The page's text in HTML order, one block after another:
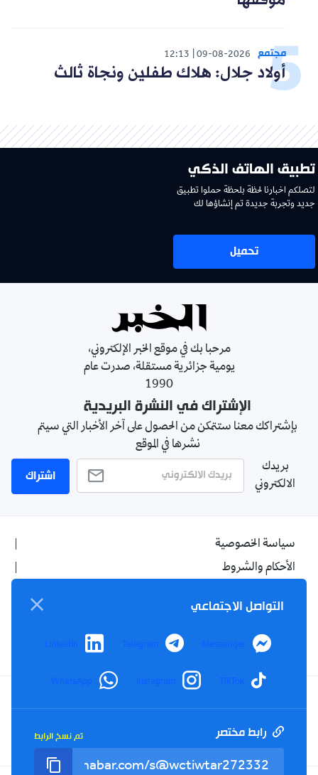
مجتمع 09-08-2026
12:13
أولاد جلال: هلاك طفلين ونجاة ثالث
تطبيق الهاتف الذكي
لتصلكم اخبارنا لحظة بلحظة حملوا تطبيق
جديد وتجربة جديدة تم إنشاؤها لك
تحميل
مرحبا بك في موقع الخبر الإلكتروني،
يومية جزائرية مستقلة، صدرت عام
1990
الإشتراك في النشرة البريدية
بإشتراكك معنا ستتمكن من الحصول على آخر الأخبار التي سيتم
نشرها في الموقع
بريدك
الالكتروني
اشتراك
سياسة الخصوصية
الأحكام والشروط
اتصل بنا
من نحن
Facebook
YouTube
TikTok
Twitter
التواصل الاجتماعي
Messenger
Telegram
LinkedIn
TikTok
Instagram
WhatsApp
رابط مختصر تم نسخ الرابط